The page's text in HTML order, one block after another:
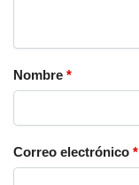
Nombre *
Correo electrónico *